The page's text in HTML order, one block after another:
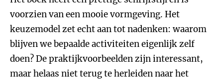
voorzien van een mooie vormgeving. Het
keuzemodel zet echt aan tot nadenken: waarom
blijven we bepaalde activiteiten eigenlijk zelf
doen? De praktijkvoorbeelden zijn interessant,
maar helaas niet terug te herleiden naar het